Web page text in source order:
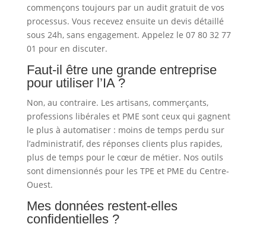
commençons toujours par un audit gratuit de vos
processus. Vous recevez ensuite un devis détaillé
sous 24h, sans engagement. Appelez le 07 80 32 77
01 pour en discuter.
Faut-il être une grande entreprise
pour utiliser l’IA ?
Non, au contraire. Les artisans, commerçants,
professions libérales et PME sont ceux qui gagnent
le plus à automatiser : moins de temps perdu sur
l’administratif, des réponses clients plus rapides,
plus de temps pour le cœur de métier. Nos outils
sont dimensionnés pour les TPE et PME du Centre-
Ouest.
Mes données restent-elles
confidentielles ?